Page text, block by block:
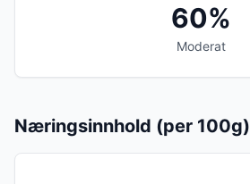
60%
Moderat
Næringsinnhold (per 100g)